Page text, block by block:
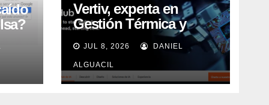
Vertiv, experta en
Gestión Térmica y
energía de Centros de
Datos, sigue su
crecimiento imparable
JUL 8, 2026 DANIEL
ALGUACIL